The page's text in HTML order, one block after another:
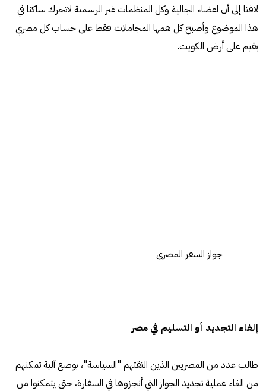
لافتا إلى أن اعضاء الجالية وكل المنظمات غير الرسمية لاتحرك ساكنا في
هذا الموضوع وأصبح كل همها المجاملات فقط على حساب كل مصري
يقيم على أرض الكويت.
جواز السفر المصري
إلغاء التجديد أو التسليم في مصر
طالب عدد من المصريين الذين التقتهم "السياسة"، بوضع آلية تمكنهم
من الغاء عملية تجديد الجواز التي أنجزوها في السفارة، حتى يتمكنوا من